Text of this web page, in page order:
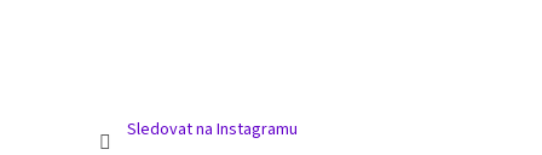
Sledovat na Instagramu